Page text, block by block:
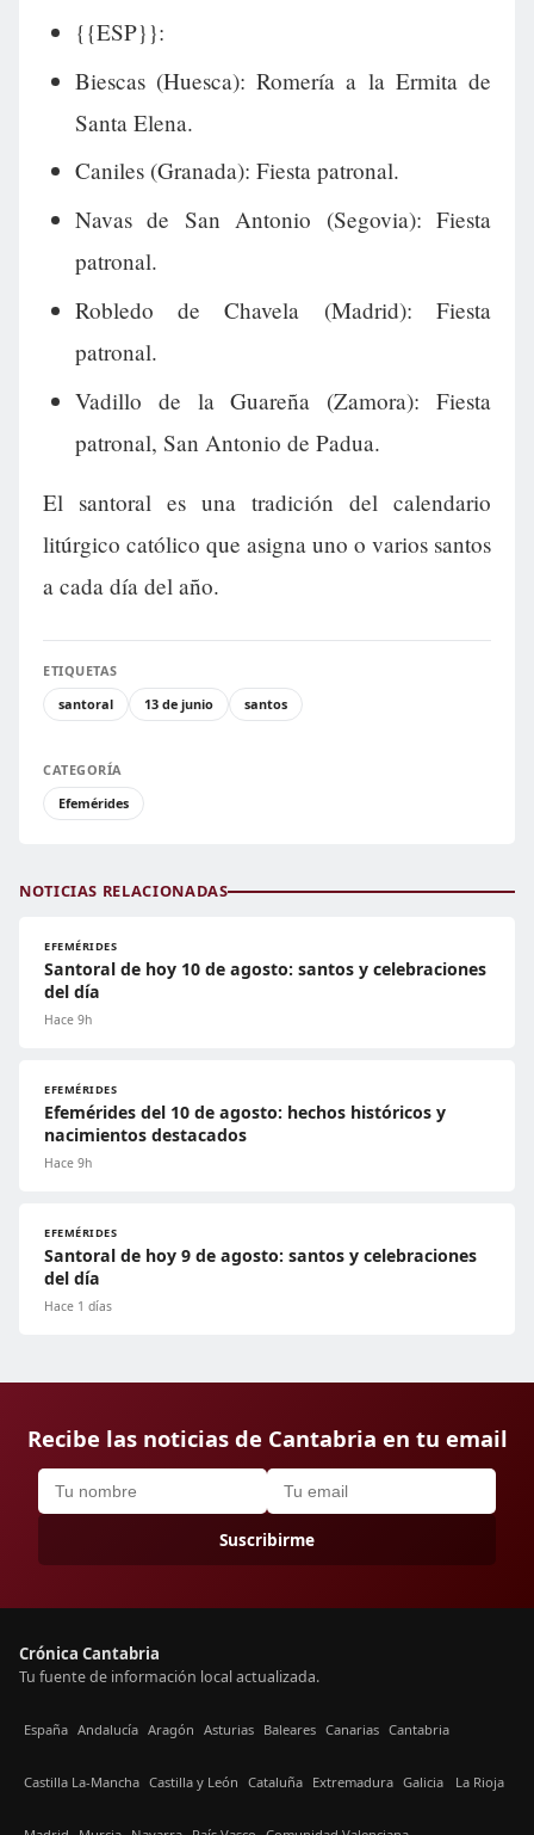
{{ESP}}:
Biescas (Huesca): Romería a la Ermita de
Santa Elena.
Caniles (Granada): Fiesta patronal.
Navas de San Antonio (Segovia): Fiesta
patronal.
Robledo de Chavela (Madrid): Fiesta
patronal.
Vadillo de la Guareña (Zamora): Fiesta
patronal, San Antonio de Padua.
El santoral es una tradición del calendario
litúrgico católico que asigna uno o varios santos
a cada día del año.
ETIQUETAS
santoral
13 de junio santos
CATEGORÍA
Efemérides
NOTICIAS RELACIONADAS
EFEMÉRIDES
Santoral de hoy 10 de agosto: santos y celebraciones
del día
Hace 9h
EFEMÉRIDES
Efemérides del 10 de agosto: hechos históricos y
nacimientos destacados
Hace 9h
EFEMÉRIDES
Santoral de hoy 9 de agosto: santos y celebraciones
del día
Hace 1 días
Recibe las noticias de Cantabria en tu email
Suscribirme
Crónica Cantabria
Tu fuente de información local actualizada.
España Andalucía Aragón Asturias Baleares Canarias Cantabria
Castilla La-Mancha Castilla y León Cataluña Extremadura Galicia La Rioja